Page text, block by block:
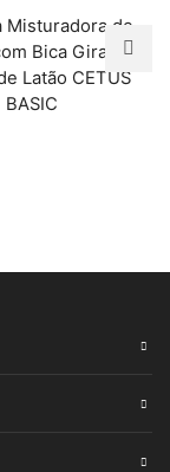
Misturadora de
Bica Giratória
Latão CETUS
BASIC